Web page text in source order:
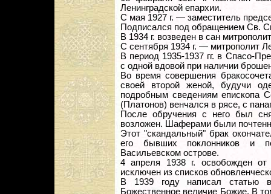
Ленинградской епархии.
С мая 1927 г. — заместитель
Подписался под обращением Св.
В 1934 г. возведен в сан
С сентября 1934 г. — митрополит
В период 1935-1937 гг. в Спасо-
с одной вдовой при наличии
Во время совершения
своей второй женой, будучи
подробным сведениям епископа
(Платонов) венчался в рясе, с
После обручения с него был
возложен. Шаферами были
Этот "скандальный" брак
его бывших поклонников и
Васильевском острове.
4 апреля 1938 г. освобожден от
исключен из списков
В 1939 году написал статью в
Божественное величие Божие. В